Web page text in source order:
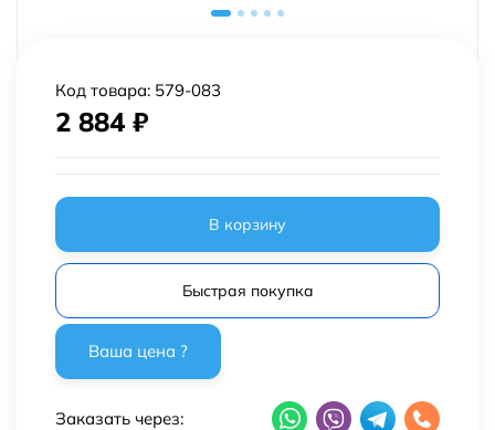
Код товара: 579-083
2 884 ₽
В корзину
Быстрая покупка
Заказать через: